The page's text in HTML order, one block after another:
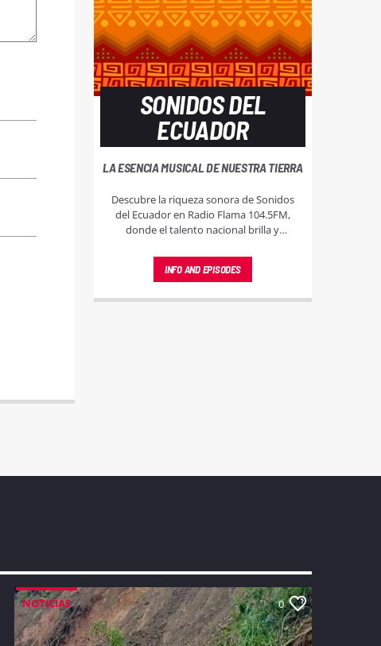
SONIDOS DEL
ECUADOR
LA ESENCIA MUSICAL DE NUESTRA TIERRA
Descubre la riqueza sonora de Sonidos
del Ecuador en Radio Flama 104.5FM,
donde el talento nacional brilla y
música a cada rincón.
INFO AND EPISODES
NOTICIAS 0